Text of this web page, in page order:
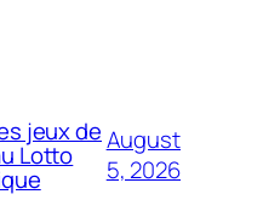
jeux de
Lotto
August
5, 2026